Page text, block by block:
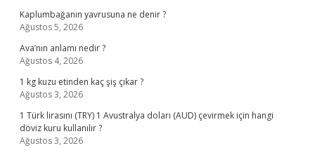
Kaplumbağanın yavrusuna ne denir ?
Ağustos 5, 2026
Ava’nın anlamı nedir ?
Ağustos 4, 2026
1 kg kuzu etinden kaç şiş çıkar ?
Ağustos 3, 2026
1 Türk lirasını (TRY) 1 Avustralya doları (AUD) çevirmek için hangi
döviz kuru kullanılır ?
Ağustos 3, 2026